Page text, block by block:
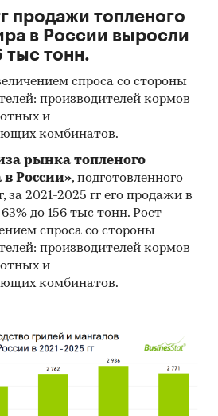
потребителей
и кухонных диванов на 5
рынка
и кухонных диванов
опроса 250 покупателей
и кухонных диванов
порталы правовой
федеральные СМИ
продажи топленого
в России выросли
тыс тонн.
спроса со стороны
производителей кормов
и
комбинатов.
рынка топленого
России», подготовленного
за 2021-2025 гг его продажи в
до 156 тыс тонн. Рост
спроса со стороны
производителей кормов
и
комбинатов.